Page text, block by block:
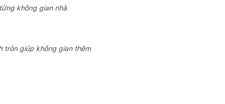
không gian nhà
tròn giúp không gian thêm